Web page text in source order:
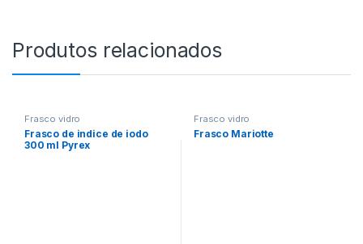
Produtos relacionados
Frasco vidro
Frasco de indice de iodo
300 ml Pyrex
Frasco vidro
Frasco Mariotte